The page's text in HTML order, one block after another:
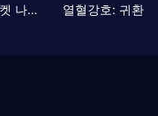
뮤: 포켓 나이츠 열혈강호: 귀환